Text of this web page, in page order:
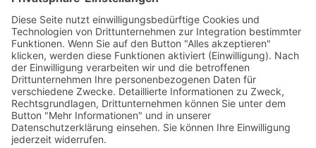
gleichzeitig Veranstalter der Spiele der Regionalliga in
verschiedenen Ligen.
Die RLSO ist jetzt auch erreichbar unter der Adresse